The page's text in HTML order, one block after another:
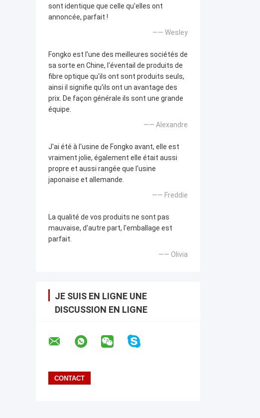
sont identique que celle qu'elles ont
annoncée, parfait !
—— Wesley
Fongko est l'une des meilleures sociétés de
sa sorte en Chine, l'éventail de produits de
fibre optique qu'ils ont sont produits seuls,
ainsi il signifie qu'ils ont un avantage des
prix. De façon générale ils sont une grande
équipe.
—— Alexandre
J'ai été à l'usine de Fongko avant, elle est
vraiment jolie, également elle était aussi
propre et aussi rangée que l'usine
japonaise et allemande.
—— Freddie
La qualité de vos produits ne sont pas
mauvaise, d'autre part, l'emballage est
parfait.
—— Olivia
JE SUIS EN LIGNE UNE
DISCUSSION EN LIGNE